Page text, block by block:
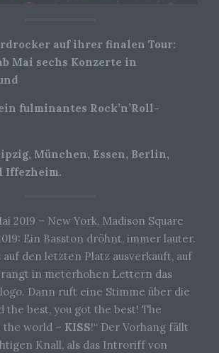
auf ihrer finalen Tour:
Mai sechs Konzerte in
fulminantes Rock’n’Roll-
München, Essen, Berlin,
Iffezheim.
2019 – New York, Madison Square
Ein Basston dröhnt, immer lauter.
auf den letzten Platz ausverkauft, auf
in meterhohen Lettern das
Dann ruft eine Stimme über die
the best, you got the best! The
world – KISS!“ Der Vorhang fällt
Knall, als das Introriff von